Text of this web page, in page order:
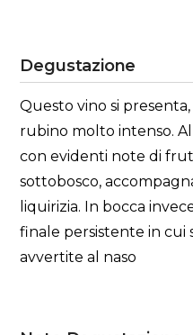
Degustazione
Questo vino si
rubino molto intenso.
con evidenti note di
sottobosco,
liquirizia. In bocca
finale persistente in cui
avvertite al naso